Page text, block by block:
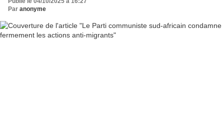
Par anonyme